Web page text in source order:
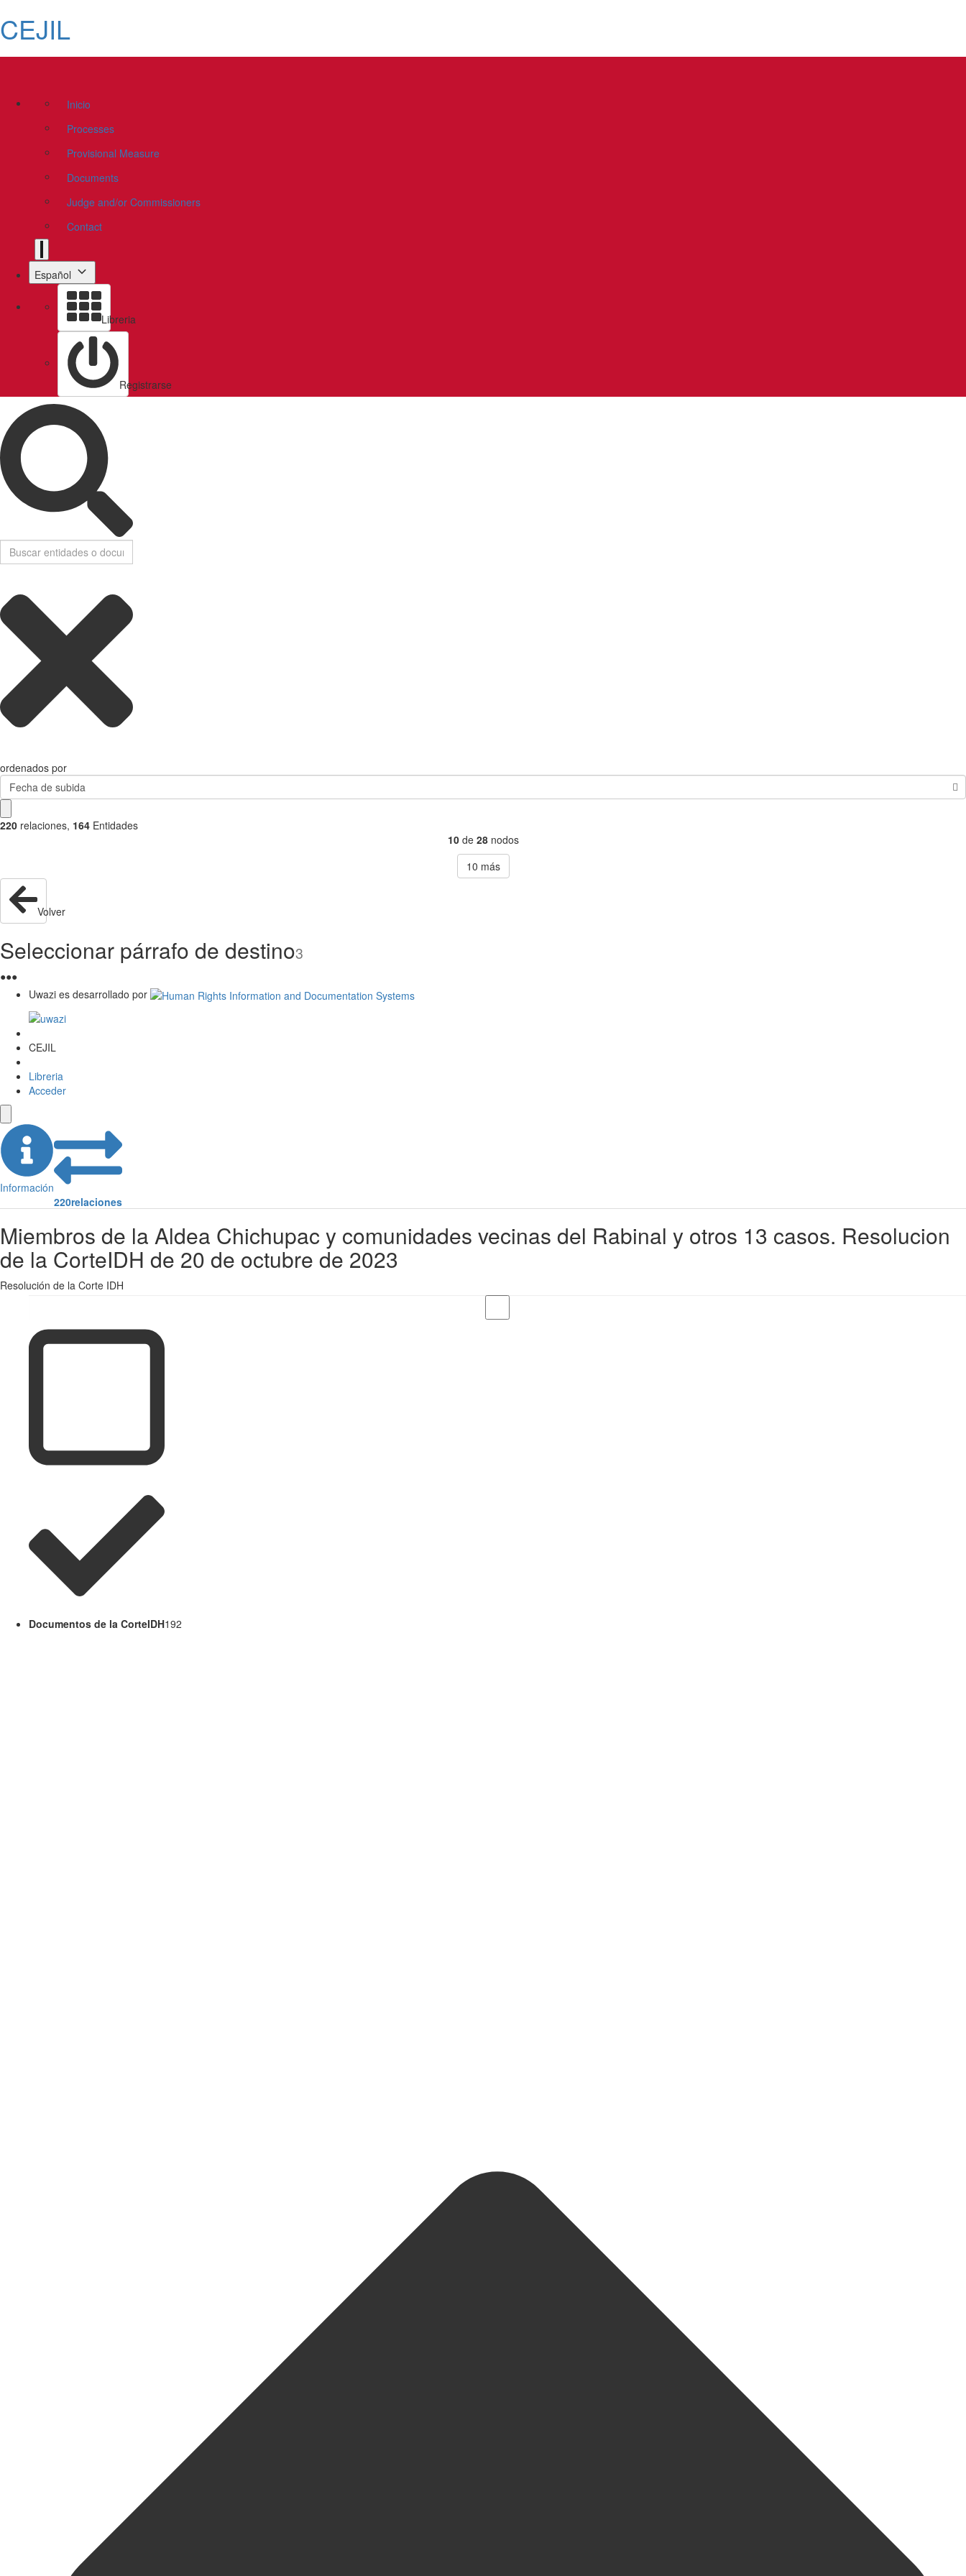
CEJIL
Inicio
Processes
Provisional Measure
Documents
Judge and/or Commissioners
Contact
Español
Libreria
Registrarse
ordenados por
Fecha de subida
220 relaciones, 164 Entidades
10 de 28 nodos
10 más
Volver
Seleccionar párrafo de destino3
●●●
Uwazi es desarrollado por
CEJIL
Libreria
Acceder
Información
220relaciones
Miembros de la Aldea Chichupac y comunidades vecinas del Rabinal y otros 13 casos. Resolucion
de la CorteIDH de 20 de octubre de 2023
Resolución de la Corte IDH
Documentos de la CorteIDH192